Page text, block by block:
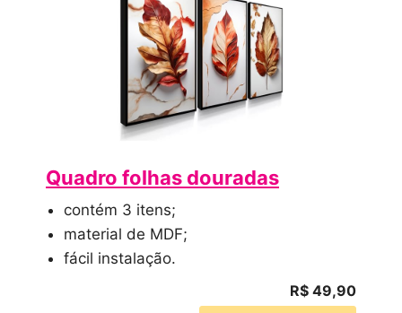
Quadro folhas douradas
contém 3 itens;
material de MDF;
fácil instalação.
R$ 49,90